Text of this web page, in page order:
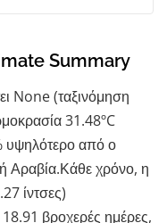
Summary
None (ταξινόμηση
31.48ºC
υψηλότερο από ο
Αραβία.Κάθε χρόνο, η
ίντσες)
βροχερές ημέρες,